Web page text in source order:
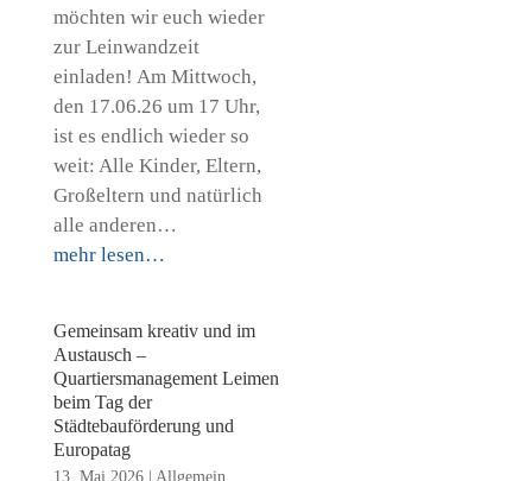
möchten wir euch wieder
zur Leinwandzeit
einladen! Am Mittwoch,
den 17.06.26 um 17 Uhr,
ist es endlich wieder so
weit: Alle Kinder, Eltern,
Großeltern und natürlich
alle anderen…
mehr lesen…
Gemeinsam kreativ und im
Austausch –
Quartiersmanagement Leimen
beim Tag der
Städtebauförderung und
Europatag
13. Mai 2026| Allgemein